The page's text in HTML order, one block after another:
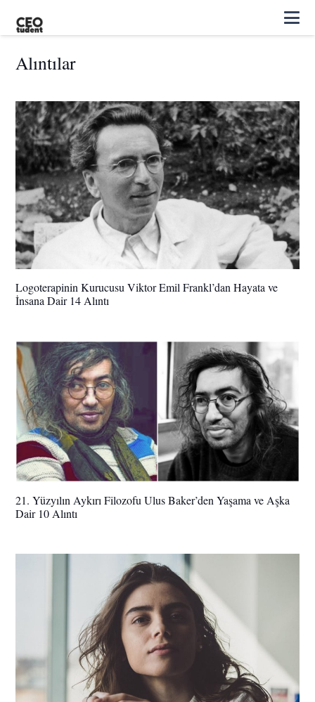
Alıntılar
Logoterapinin Kurucusu Viktor Emil Frankl’dan Hayata ve
İnsana Dair 14 Alıntı
21. Yüzyılın Aykırı Filozofu Ulus Baker’den Yaşama ve Aşka
Dair 10 Alıntı